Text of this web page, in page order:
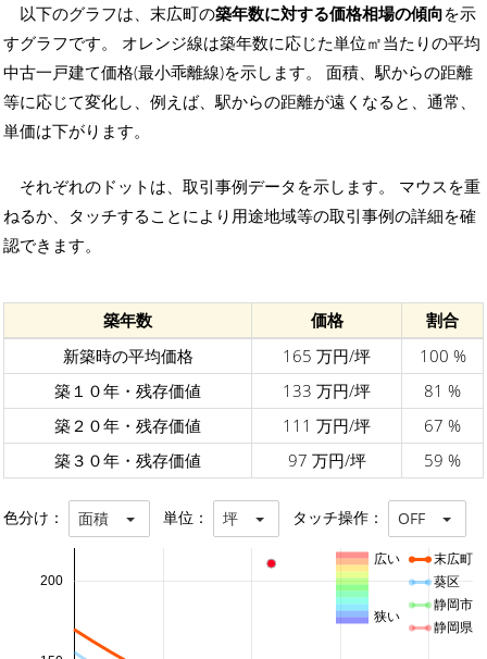
以下のグラフは、末広町の築年数に対する価格相場の傾向を示
すグラフです。 オレンジ線は築年数に応じた単位㎡当たりの平均
中古一戸建て価格(最小乖離線)を示します。 面積、駅からの距離
等に応じて変化し、例えば、駅からの距離が遠くなると、通常、
単価は下がります。
それぞれのドットは、取引事例データを示します。 マウスを重
ねるか、タッチすることにより用途地域等の取引事例の詳細を確
認できます。
築年数 価格
割合
新築時の平均価格
165 万円/坪
100 %
築１０年・残存価値
133 万円/坪
81 %
築２０年・残存価値
111 万円/坪
67 %
築３０年・残存価値
97 万円/坪 59 %
色分け： 面積 単位： 坪 タッチ操作： OFF
200
末広町
葵区
静岡市
静岡県
広い
狭い